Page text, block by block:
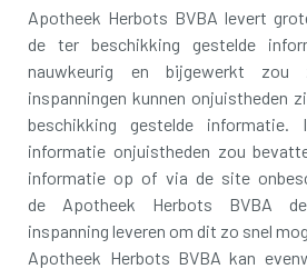
Apotheek Herbots BVBA levert
de ter beschikking gestelde
nauwkeurig en bijgewerkt zou
inspanningen kunnen onjuistheden
beschikking gestelde informatie.
informatie onjuistheden zou
informatie op of via de site
de Apotheek Herbots BVBA
inspanning leveren om dit zo snel
Apotheek Herbots BVBA kan